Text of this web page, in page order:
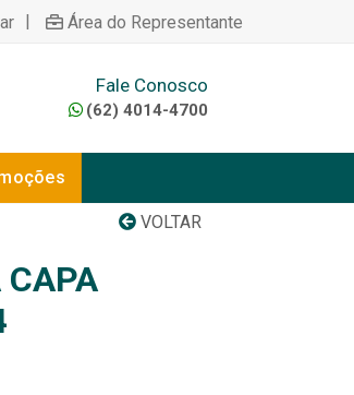
| Área do Representante
Fale Conosco
(62) 4014-4700
VOLTAR
CAPA